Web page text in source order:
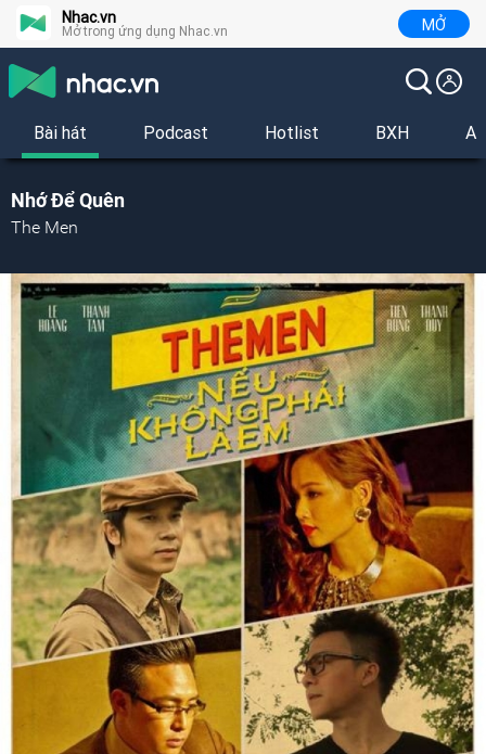
Nhac.vn
Mở trong ứng dụng Nhac.vn MỞ
Bài hát Podcast Hotlist BXH
Nhớ Để Quên
The Men